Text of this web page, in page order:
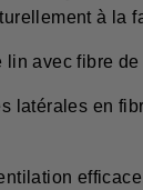
à la
avec fibre
latérales en